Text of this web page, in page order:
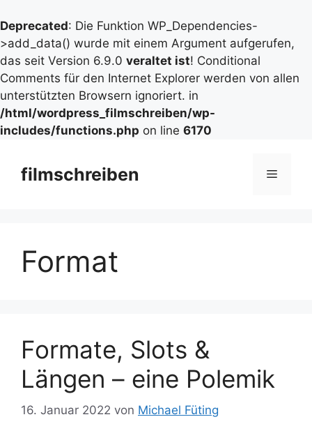
Deprecated: Die Funktion WP_Dependencies-
>add_data() wurde mit einem Argument aufgerufen,
das seit Version 6.9.0 veraltet ist! Conditional
Comments für den Internet Explorer werden von allen
unterstützten Browsern ignoriert. in
/html/wordpress_filmschreiben/wp-
includes/functions.php on line 6170
Inhalt
springen
filmschreiben Menü
Format
Formate, Slots &
Längen – eine Polemik
16. Januar 2022 von Michael Füting